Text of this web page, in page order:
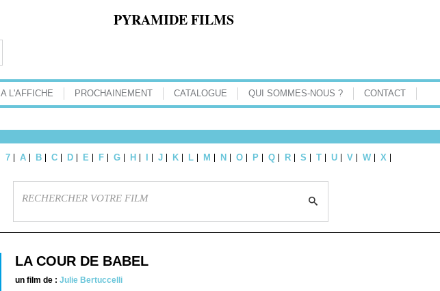
PYRAMIDE FILMS
A L'AFFICHE PROCHAINEMENT CATALOGUE QUI SOMMES-NOUS ? CONTACT
7 A B C D E F G H J K L M N O P Q R S T U V W X
LA COUR DE BABEL
un film de : Julie Bertuccelli